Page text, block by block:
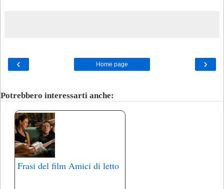
‹ ›
Home page
Potrebbero interessarti anche:
Frasi del film Amici di letto